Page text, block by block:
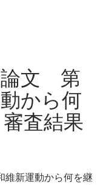
論文 第
から何
査結果
維新運動から何を継